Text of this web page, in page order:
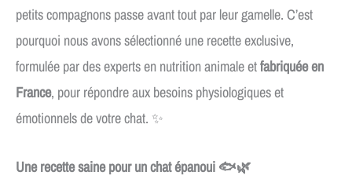
petits compagnons passe avant tout par leur gamelle. C’est
pourquoi nous avons sélectionné une recette exclusive,
formulée par des experts en nutrition animale etfabriquée en
France, pour répondre aux besoins physiologiques et
émotionnels de votre chat. ✨
Une recette saine pour un chat épanoui 🐟🌿